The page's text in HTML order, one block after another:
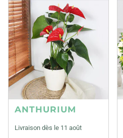
ANTHURIUM
Livraison dès le 11 août